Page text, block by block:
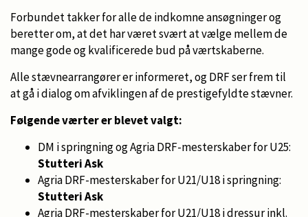
Forbundet takker for alle de indkomne ansøgninger og
beretter om, at det har været svært at vælge mellem de
mange gode og kvalificerede bud på værtskaberne.
Alle stævnearrangører er informeret, og DRF ser frem til
at gå i dialog om afviklingen af de prestigefyldte stævner.
Følgende værter er blevet valgt:
DM i springning og Agria DRF-mesterskaber for U25:
Stutteri Ask
Agria DRF-mesterskaber for U21/U18 i springning:
Stutteri Ask
Agria DRF-mesterskaber for U21/U18 i dressur inkl.